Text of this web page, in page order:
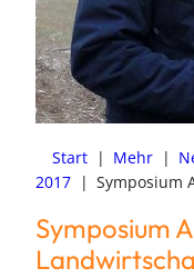
Start | Mehr |
2017 | Symposium
Symposium